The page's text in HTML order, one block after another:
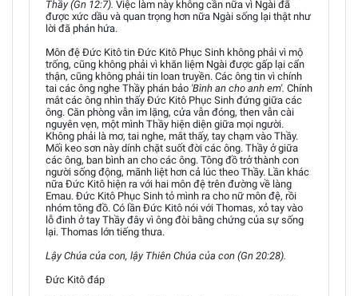
Thầy (Gn 12:7). Việc làm này không cần nữa vì Ngài đã
được xức dầu và quan trọng hơn nữa Ngài sống lại thật như
lời đã phán hứa.
Môn đệ Đức Kitô tin Đức Kitô Phục Sinh không phải vì mộ
trống, cũng không phải vì khăn liệm Ngài được gấp lại cẩn
thận, cũng không phải tin loan truyền. Các ông tin vì chính
tai các ông nghe Thầy phán bảo 'Bình an cho anh em'. Chính
mắt các ông nhìn thấy Đức Kitô Phục Sinh đứng giữa các
ông. Căn phòng vẫn im lặng, cửa vẫn đóng, then vẫn cài
nguyên vẹn, một mình Thầy hiện diện giữa mọi người.
Không phải là mơ, tai nghe, mắt thấy, tay chạm vào Thầy.
Mối keo sơn này dính chặt suốt đời các ông. Thầy ở giữa
các ông, ban bình an cho các ông. Tông đồ trở thành con
người sống động, mãnh liệt hơn cả lúc theo Thầy. Lần khác
nữa Đức Kitô hiện ra với hai môn đệ trên đường về làng
Emau. Đức Kitô Phục Sinh tỏ mình ra cho nữ môn đệ, rồi
nhóm tông đồ. Có lần Đức Kitô nói với Thomas, xỏ tay vào
lỗ đinh ở tay Thầy đây vì ông đòi bằng chứng của sự sống
lại. Thomas lớn tiếng thưa.
Lậy Chúa của con, lậy Thiên Chúa của con (Gn 20:28).
Đức Kitô đáp